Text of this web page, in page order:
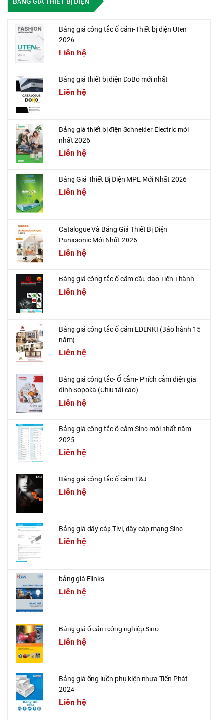
Bảng giá công tắc ổ cắm-Thiết bị điện Uten
2026
Liên hệ
Bảng giá thiết bị điện DoBo mới nhất
Liên hệ
Bảng giá thiết bị điện Schneider Electric mới
nhất 2026
Liên hệ
Bảng Giá Thiết Bị Điện MPE Mới Nhất 2026
Liên hệ
Catalogue Và Bảng Giá Thiết Bị Điện
Panasonic Mới Nhất 2026
Liên hệ
Bảng giá công tắc ổ cắm cầu dao Tiến Thành
Liên hệ
Bảng giá công tắc ổ cắm EDENKI (Bảo hành 15
năm)
Liên hệ
Bảng giá công tắc- Ổ cắm- Phích cắm điện gia
đình Sopoka (Chịu tải cao)
Liên hệ
Bảng giá công tắc ổ cắm Sino mới nhất năm
2025
Liên hệ
Bảng giá công tắc ổ cắm T&J
Liên hệ
Bảng giá dây cáp Tivi, dây cáp mạng Sino
Liên hệ
bảng giá Elinks
Liên hệ
Bảng giá ổ cắm công nghiệp Sino
Liên hệ
Bảng giá ống luồn phụ kiện nhựa Tiến Phát
2024
Liên hệ